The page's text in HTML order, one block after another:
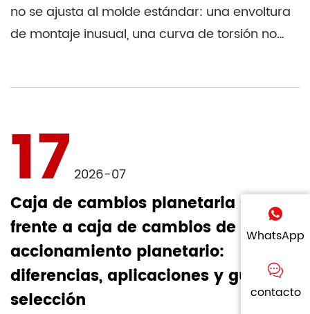
WhatsApp
contacto
no se ajusta al molde estándar: una envoltura
de montaje inusual, una curva de torsión no
17 2026-07
Caja de cambios planetaria servo
frente a caja de cambios de
accionamiento planetario:
diferencias, aplicaciones y guía de
selección